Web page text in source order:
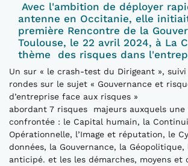
Avec l'ambition de déployer
antenne en Occitanie, elle
première Rencontre de la
Toulouse, le 22 avril 2024, à La
thème des risques dans
Un sur « le crash-test du Dirigeant »,
rondes sur le sujet « Gouvernance et
d’entreprise face aux risques »
abordant 7 risques majeurs auxquels
confrontée : le Capital humain, la
Opérationnelle, l’Image et réputation, le
données, la Gouvernance, la Géopolitique,
anticipé. et les les démarches, moyens et